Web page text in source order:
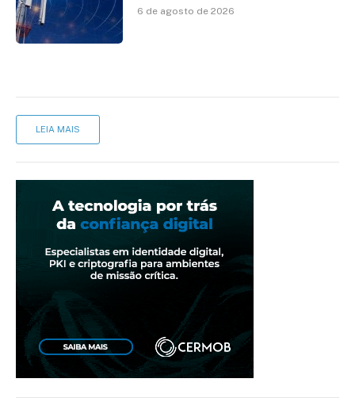
mantém desafio
6 de agosto de 2026
LEIA MAIS